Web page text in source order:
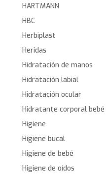
HARTMANN
HBC
Herbiplast
Heridas
Hidratación de manos
Hidratación labial
Hidratación ocular
Hidratante corporal bebé
Higiene
Higiene bucal
Higiene de bebé
Higiene de oídos